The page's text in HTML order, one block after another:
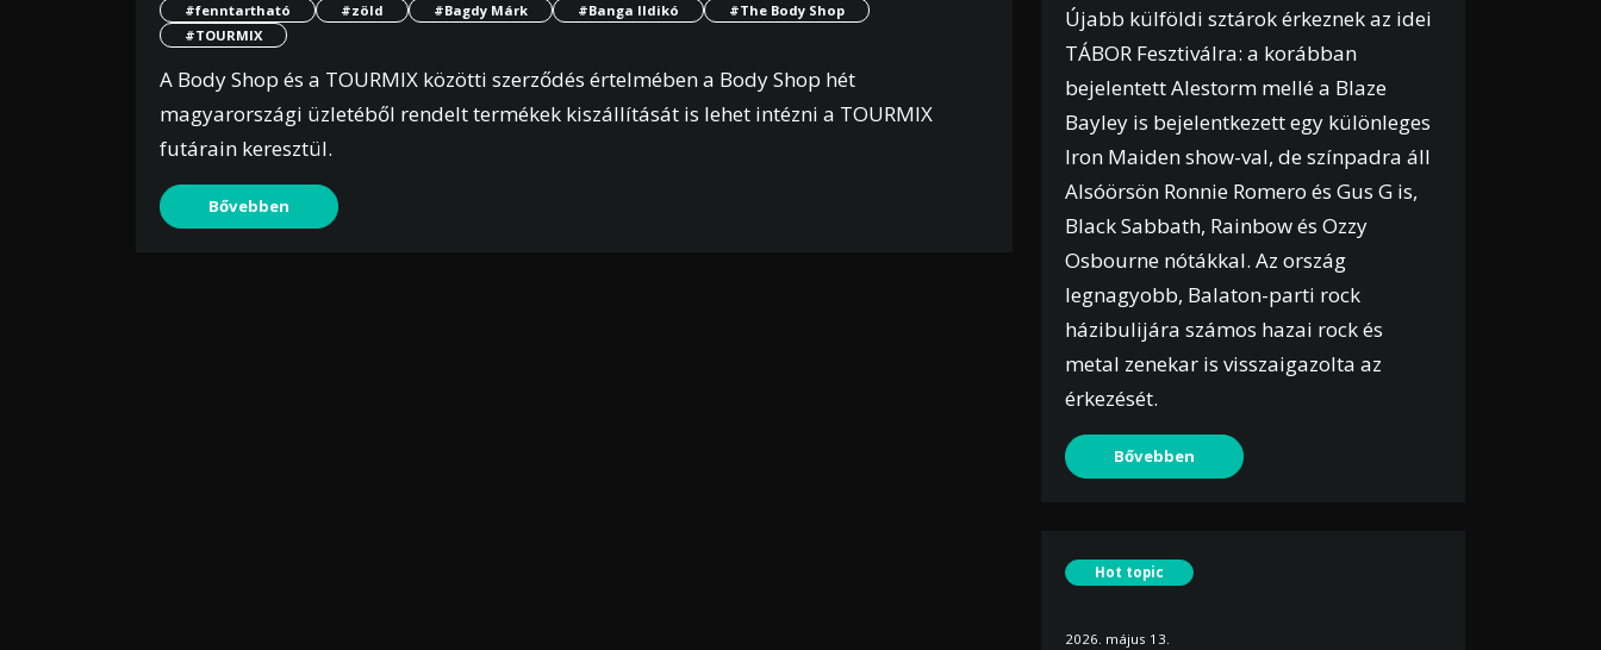
#fenntartható #zöld #Bagdy Márk #Banga Ildikó
#The Body Shop
#TOURMIX
A Body Shop és a TOURMIX közötti szerződés értelmében a Body Shop hét
magyarországi üzletéből rendelt termékek kiszállítását is lehet intézni a TOURMIX
futárain keresztül.
Bővebben
Újabb külföldi sztárok érkeznek az idei
TÁBOR Fesztiválra: a korábban
bejelentett Alestorm mellé a Blaze
Bayley is bejelentkezett egy különleges
Iron Maiden show-val, de színpadra áll
Alsóörsön Ronnie Romero és Gus G is,
Black Sabbath, Rainbow és Ozzy
Osbourne nótákkal. Az ország
legnagyobb, Balaton-parti rock
házibulijára számos hazai rock és
metal zenekar is visszaigazolta az
érkezését.
Bővebben
Hot topic
2026. május 13.